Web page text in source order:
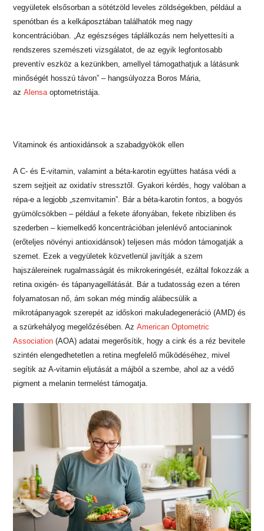
vegyületek elsősorban a sötétzöld leveles zöldségekben, például a
spenótban és a kelkáposztában találhatók meg nagy
koncentrációban. „Az egészséges táplálkozás nem helyettesíti a
rendszeres szemészeti vizsgálatot, de az egyik legfontosabb
preventív eszköz a kezünkben, amellyel támogathatjuk a látásunk
minőségét hosszú távon” – hangsúlyozza Boros Mária,
azAlensa optometristája.
Vitaminok és antioxidánsok a szabadgyökök ellen
A C- és E-vitamin, valamint a béta-karotin együttes hatása védi a
szem sejtjeit az oxidatív stressztől. Gyakori kérdés, hogy valóban a
répa-e a legjobb „szemvitamin”. Bár a béta-karotin fontos, a bogyós
gyümölcsökben – például a fekete áfonyában, fekete ribizliben és
szederben – kiemelkedő koncentrációban jelenlévő antocianinok
(erőteljes növényi antioxidánsok) teljesen más módon támogatják a
szemet. Ezek a vegyületek közvetlenül javítják a szem
hajszálereinek rugalmasságát és mikrokeringését, ezáltal fokozzák a
retina oxigén- és tápanyagellátását. Bár a tudatosság ezen a téren
folyamatosan nő, ám sokan még mindig alábecsülik a
mikrotápanyagok szerepét az időskori makuladegeneráció (AMD) és
a szürkehályog megelőzésében.AzAmerican Optometric
Association (AOA) adataimegerősítik, hogy a cink és a réz bevitele
szintén elengedhetetlen a retina megfelelő működéséhez, mivel
segítik az A-vitamin eljutását a májból a szembe, ahol az a védő
pigment a melanin termelést támogatja.